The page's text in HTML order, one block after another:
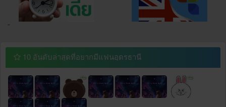
¯
10 อันดับล่าสุดที่อยากมีแฟนอุดรธานี